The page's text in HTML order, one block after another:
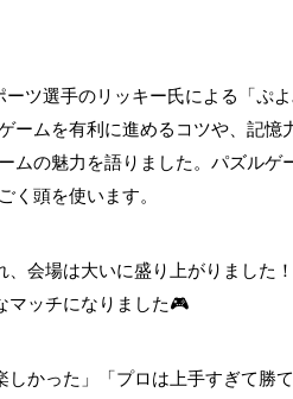
ーツ選手のリッキー氏による「ぷ
ームを有利に進めるコツや、記憶
ムの魅力を語りました。パズルゲ
く頭を使います。
会場は大いに盛り上がりました
マッチになりました🎮
かった」「プロは上手すぎて勝